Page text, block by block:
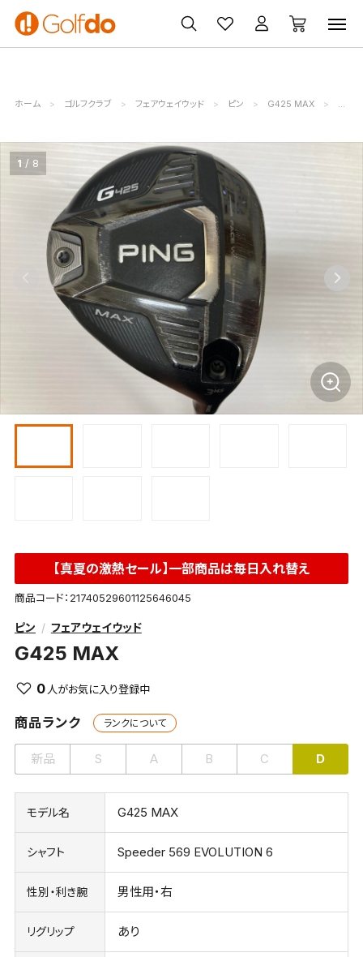
ゴルフ
クラブ
ゴルフ用品
買取
無料査定
クーポン
一覧
ホーム ゴルフクラブ フェアウェイウッド ピン G425 MAX ピン
1 8
【真夏の激熱セール】一部商品は毎日入れ替え
商品コード：21740529601125646045
ピン フェアウェイウッド
G425 MAX
0
商品ランク ランクについて
新品 S A B C D
モデル名 G425 MAX
シャフト Speeder 569 EVOLUTION 6
性別・利き腕 男性用・右
リグリップ あり